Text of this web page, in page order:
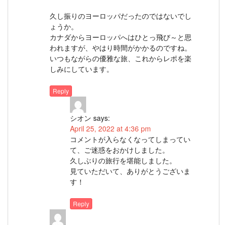
久し振りのヨーロッパだったのではないでし
ょうか。
カナダからヨーロッパへはひとっ飛び～と思
われますが、やはり時間がかかるのですね。
いつもながらの優雅な旅、これからレポを楽
しみにしています。
Reply
シオン says:
April 25, 2022 at 4:36 pm
コメントが入らなくなってしまってい
て、ご迷惑をおかけしました。
久しぶりの旅行を堪能しました。
見ていただいて、ありがとうございま
す！
Reply